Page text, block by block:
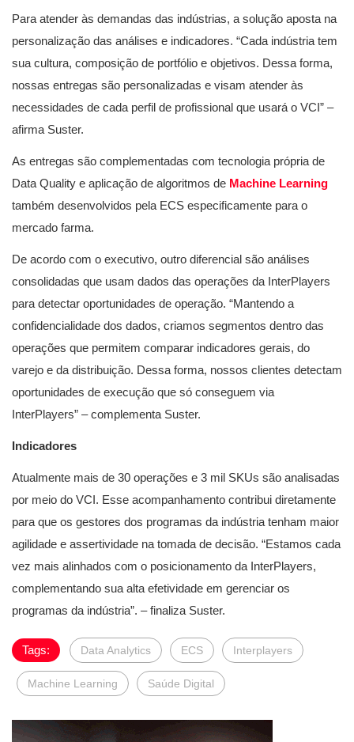
Para atender às demandas das indústrias, a solução aposta na
personalização das análises e indicadores. “Cada indústria tem
sua cultura, composição de portfólio e objetivos. Dessa forma,
nossas entregas são personalizadas e visam atender às
necessidades de cada perfil de profissional que usará o VCI” –
afirma Suster.
As entregas são complementadas com tecnologia própria de
Data Quality e aplicação de algoritmos de Machine Learning
também desenvolvidos pela ECS especificamente para o
mercado farma.
De acordo com o executivo, outro diferencial são análises
consolidadas que usam dados das operações da InterPlayers
para detectar oportunidades de operação. “Mantendo a
confidencialidade dos dados, criamos segmentos dentro das
operações que permitem comparar indicadores gerais, do
varejo e da distribuição. Dessa forma, nossos clientes detectam
oportunidades de execução que só conseguem via
InterPlayers” – complementa Suster.
Indicadores
Atualmente mais de 30 operações e 3 mil SKUs são analisadas
por meio do VCI. Esse acompanhamento contribui diretamente
para que os gestores dos programas da indústria tenham maior
agilidade e assertividade na tomada de decisão. “Estamos cada
vez mais alinhados com o posicionamento da InterPlayers,
complementando sua alta efetividade em gerenciar os
programas da indústria”. – finaliza Suster.
Tags: Data Analytics ECS Interplayers
Machine Learning Saúde Digital